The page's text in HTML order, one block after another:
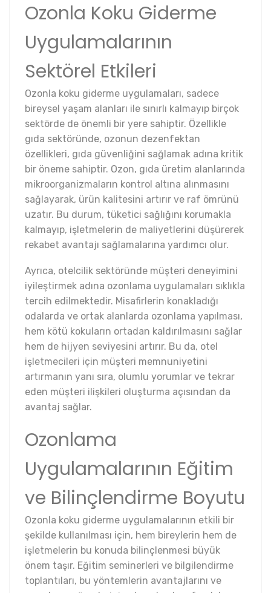
Ozonla Koku Giderme
Uygulamalarının
Sektörel Etkileri
Ozonla koku giderme uygulamaları, sadece
bireysel yaşam alanları ile sınırlı kalmayıp birçok
sektörde de önemli bir yere sahiptir. Özellikle
gıda sektöründe, ozonun dezenfektan
özellikleri, gıda güvenliğini sağlamak adına kritik
bir öneme sahiptir. Ozon, gıda üretim alanlarında
mikroorganizmaların kontrol altına alınmasını
sağlayarak, ürün kalitesini artırır ve raf ömrünü
uzatır. Bu durum, tüketici sağlığını korumakla
kalmayıp, işletmelerin de maliyetlerini düşürerek
rekabet avantajı sağlamalarına yardımcı olur.
Ayrıca, otelcilik sektöründe müşteri deneyimini
iyileştirmek adına ozonlama uygulamaları sıklıkla
tercih edilmektedir. Misafirlerin konakladığı
odalarda ve ortak alanlarda ozonlama yapılması,
hem kötü kokuların ortadan kaldırılmasını sağlar
hem de hijyen seviyesini artırır. Bu da, otel
işletmecileri için müşteri memnuniyetini
artırmanın yanı sıra, olumlu yorumlar ve tekrar
eden müşteri ilişkileri oluşturma açısından da
avantaj sağlar.
Ozonlama
Uygulamalarının Eğitim
ve Bilinçlendirme Boyutu
Ozonla koku giderme uygulamalarının etkili bir
şekilde kullanılması için, hem bireylerin hem de
işletmelerin bu konuda bilinçlenmesi büyük
önem taşır. Eğitim seminerleri ve bilgilendirme
toplantıları, bu yöntemlerin avantajlarını ve